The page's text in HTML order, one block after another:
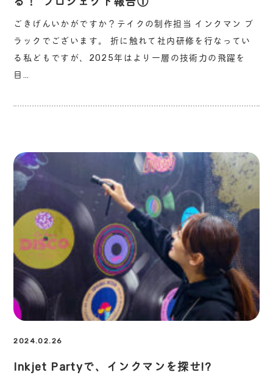
ごきげんいかがですか？テイクの制作担当 インクマン ブ
ラックでございます。 折に触れて社内研修を行なってい
る私どもですが、2025年はより一層の技術力の飛躍を
目…
2024.02.26
Inkjet Partyで、インクマンを探せ!?